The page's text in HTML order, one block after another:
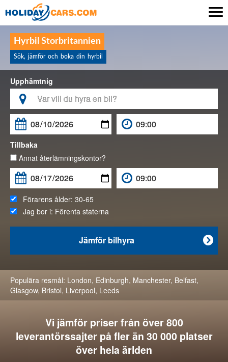
Hyrbil Storbritannien
Sök, jämför och boka din hyrbil
Upphämtnig


Tillbaka
Annat återlämningskontor?
Förarens ålder: 30-65
Jag bor i: Förenta staterna

Jämför bilhyra
Populära resmål: London, Edinburgh, Manchester, Belfast,
Glasgow, Bristol, Liverpool, Leeds
Vi jämför priser från över 800
leverantörssajter på fler än 30 000 platser
över hela ärlden